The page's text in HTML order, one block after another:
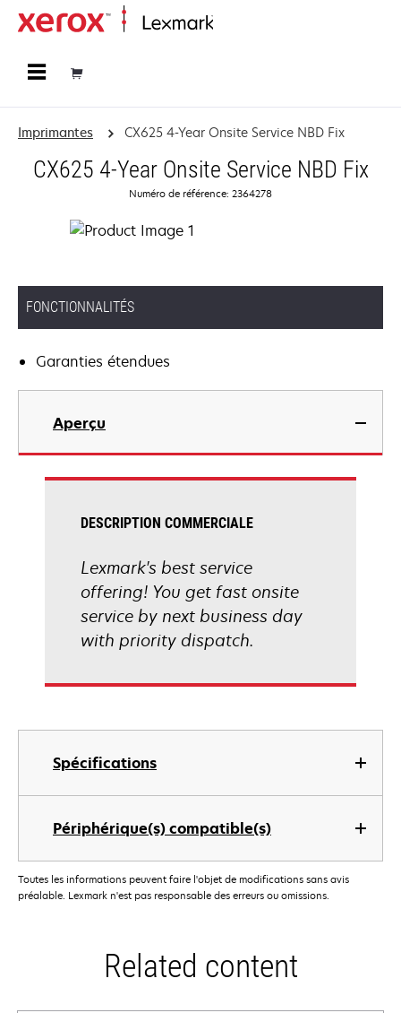
Imprimantes CX625 4-Year Onsite Service NBD Fix
CX625 4-Year Onsite Service NBD Fix
Numéro de référence: 2364278
FONCTIONNALITÉS
Garanties étendues
Aperçu
Spécifications
Périphérique(s) compatible(s)
DESCRIPTION COMMERCIALE
Lexmark's best service
offering! You get fast onsite
service by next business day
with priority dispatch.
Toutes les informations peuvent faire l'objet de modifications sans avis
préalable. Lexmark n'est pas responsable des erreurs ou omissions.
Related content